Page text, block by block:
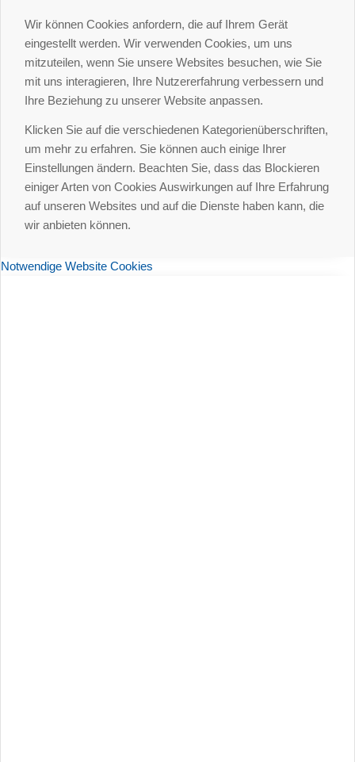
Wir können Cookies anfordern, die auf Ihrem Gerät
eingestellt werden. Wir verwenden Cookies, um uns
mitzuteilen, wenn Sie unsere Websites besuchen, wie Sie
mit uns interagieren, Ihre Nutzererfahrung verbessern und
Ihre Beziehung zu unserer Website anpassen.
Klicken Sie auf die verschiedenen Kategorienüberschriften,
um mehr zu erfahren. Sie können auch einige Ihrer
Einstellungen ändern. Beachten Sie, dass das Blockieren
einiger Arten von Cookies Auswirkungen auf Ihre Erfahrung
auf unseren Websites und auf die Dienste haben kann, die
wir anbieten können.
Notwendige Website Cookies